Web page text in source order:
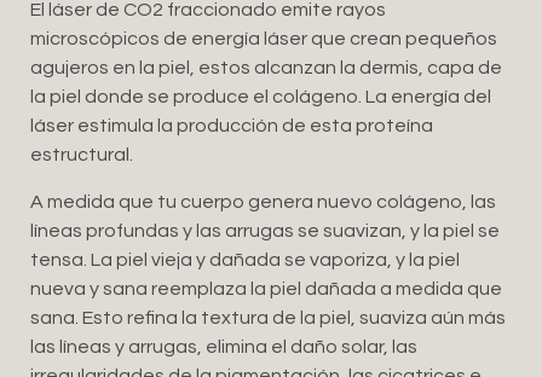
El láser de CO2 fraccionado emite rayos
microscópicos de energía láser que crean pequeños
agujeros en la piel, estos alcanzan la dermis, capa de
la piel donde se produce el colágeno. La energía del
láser estimula la producción de esta proteína
estructural.
A medida que tu cuerpo genera nuevo colágeno, las
líneas profundas y las arrugas se suavizan, y la piel se
tensa. La piel vieja y dañada se vaporiza, y la piel
nueva y sana reemplaza la piel dañada a medida que
sana. Esto refina la textura de la piel, suaviza aún más
las líneas y arrugas, elimina el daño solar, las